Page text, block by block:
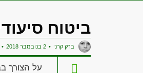
ביטוח
ברק קרני 2 בנובמבר 2018
על הצורך